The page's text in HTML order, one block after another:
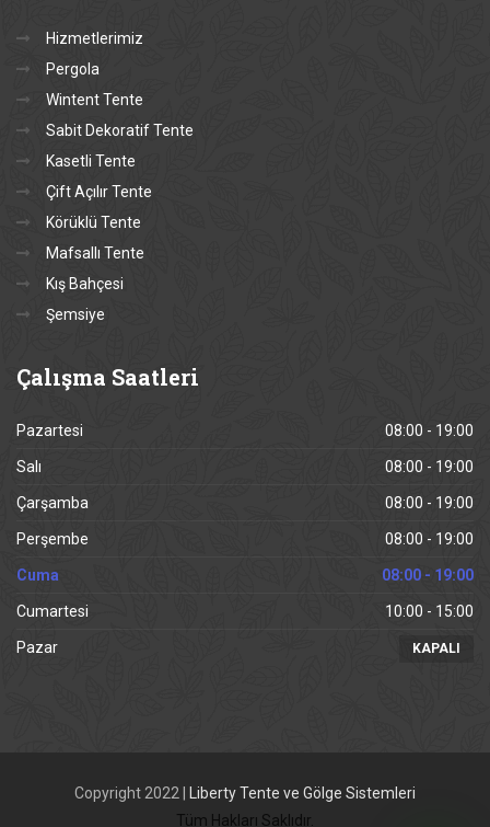
Hizmetlerimiz
Pergola
Wintent Tente
Sabit Dekoratif Tente
Kasetli Tente
Çift Açılır Tente
Körüklü Tente
Mafsallı Tente
Kış Bahçesi
Şemsiye
Çalışma Saatleri
Pazartesi 08:00 - 19:00
Salı 08:00 - 19:00
Çarşamba 08:00 - 19:00
Perşembe 08:00 - 19:00
Cuma 08:00 - 19:00
Cumartesi 10:00 - 15:00
Pazar KAPALI
Copyright 2022 |
Liberty Tente ve Gölge Sistemleri
Tüm Hakları Saklıdır.